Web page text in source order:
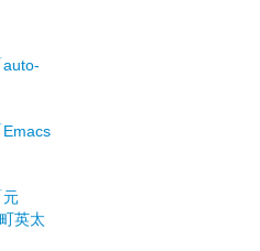
auto-
Emacs
元
英太